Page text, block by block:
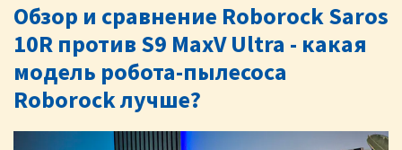
Обзор и сравнение Roborock Saros
10R против S9 MaxV Ultra - какая
модель робота-пылесоса
Roborock лучше?